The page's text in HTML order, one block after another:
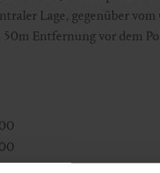
Lage, gegenüber
Entfernung vor dem